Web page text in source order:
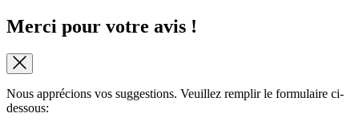
Merci pour votre avis !
Nous apprécions vos suggestions. Veuillez remplir le formulaire ci-
dessous: